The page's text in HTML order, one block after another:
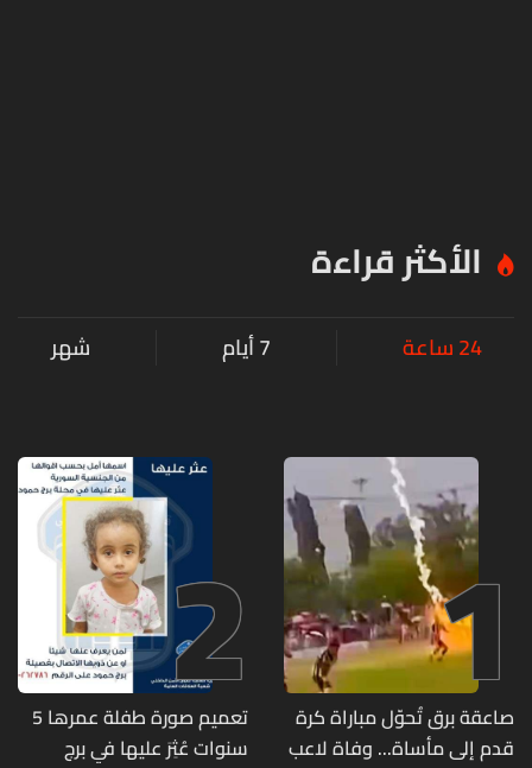
الأكثر قراءة
24 ساعة 7 أيام شهر
1
صاعقة برق تُحوّل مباراة كرة
قدم إلى مأساة... وفاة لاعب
2
تعميم صورة طفلة عمرها 5
سنوات عُثِرَ عليها في برج